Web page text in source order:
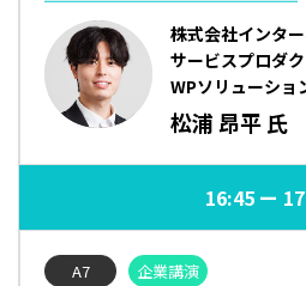
株式会社インタ
サービスプロダ
WPソリューショ
松浦 昂平 氏
16:45
A7 企業講演